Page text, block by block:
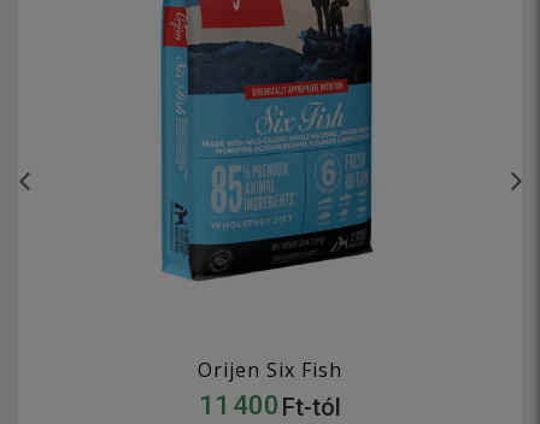
Orijen Six Fish
11 400 Ft-tól